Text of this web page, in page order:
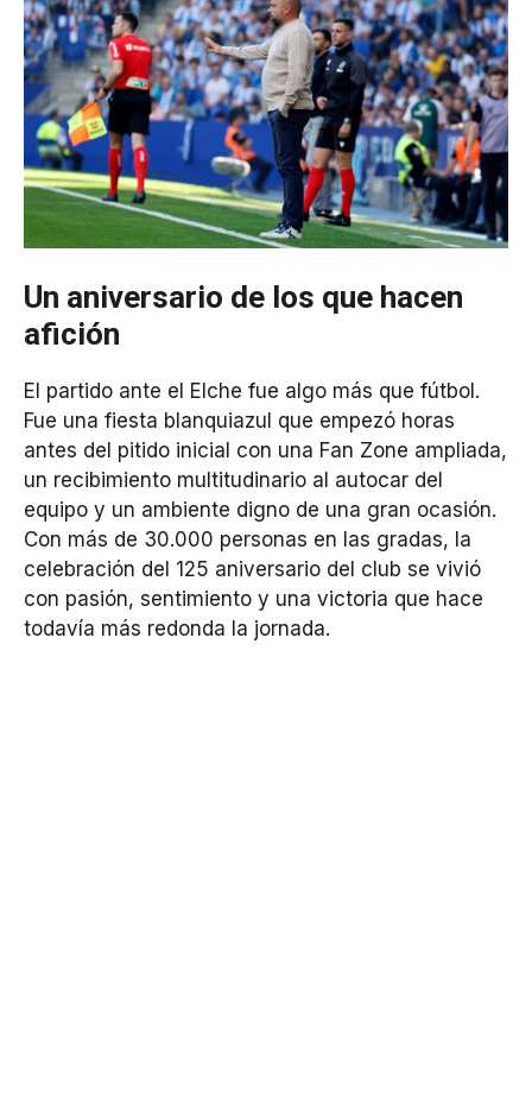
Un aniversario de los que hacen
afición
El partido ante el Elche fue algo más que fútbol.
Fue una fiesta blanquiazul que empezó horas
antes del pitido inicial con una Fan Zone ampliada,
un recibimiento multitudinario al autocar del
equipo y un ambiente digno de una gran ocasión.
Con más de 30.000 personas en las gradas, la
celebración del 125 aniversario del club se vivió
con pasión, sentimiento y una victoria que hace
todavía más redonda la jornada.